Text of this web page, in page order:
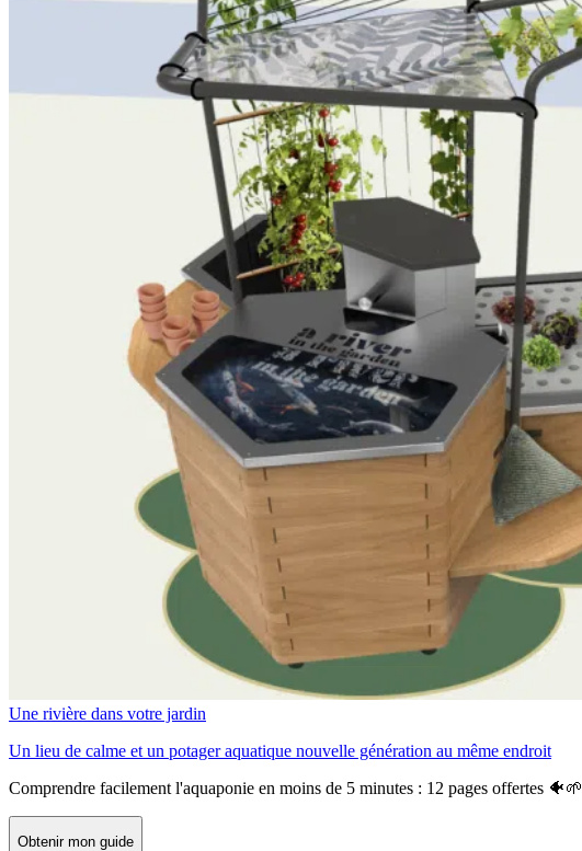
Une rivière dans votre jardin
Un lieu de calme et un potager aquatique nouvelle génération au même endroit
Comprendre facilement l'aquaponie en moins de 5 minutes : 12 pages offertes 🐠🌱
Obtenir mon guide